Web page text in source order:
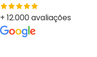
+ 12.000 avaliações